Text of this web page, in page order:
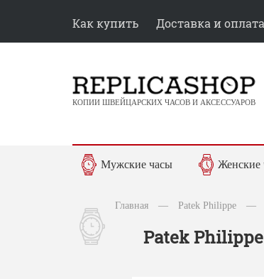
Как купить Доставка и оплата
КОПИИ ШВЕЙЦАРСКИХ ЧАСОВ И АКСЕССУАРОВ
Мужские часы Женские
Главная — Patek Philippe —
Patek